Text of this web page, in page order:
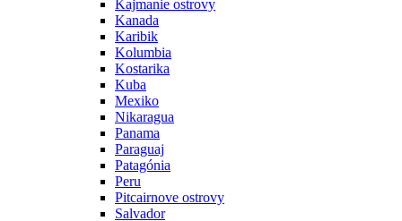
Kajmanie ostrovy
Kanada
Karibik
Kolumbia
Kostarika
Kuba
Mexiko
Nikaragua
Panama
Paraguaj
Patagónia
Peru
Pitcairnove ostrovy
Salvador